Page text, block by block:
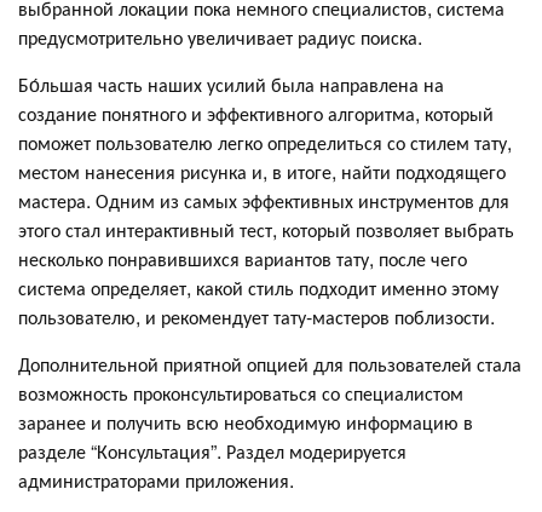
выбранной локации пока немного специалистов, система
предусмотрительно увеличивает радиус поиска.
Бо́льшая часть наших усилий была направлена на
создание понятного и эффективного алгоритма, который
поможет пользователю легко определиться со стилем тату,
местом нанесения рисунка и, в итоге, найти подходящего
мастера. Одним из самых эффективных инструментов для
этого стал интерактивный тест, который позволяет выбрать
несколько понравившихся вариантов тату, после чего
система определяет, какой стиль подходит именно этому
пользователю, и рекомендует тату-мастеров поблизости.
Дополнительной приятной опцией для пользователей стала
возможность проконсультироваться со специалистом
заранее и получить всю необходимую информацию в
разделе “Консультация”. Раздел модерируется
администраторами приложения.